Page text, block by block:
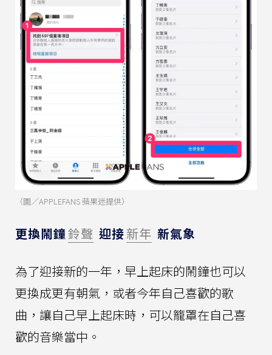
（圖／APPLEFANS 蘋果迷提供）
更換鬧鐘鈴聲 迎接新年 新氣象
為了迎接新的一年，早上起床的鬧鐘也可以
更換成更有朝氣，或者今年自己喜歡的歌
曲，讓自己早上起床時，可以籠罩在自己喜
歡的音樂當中。